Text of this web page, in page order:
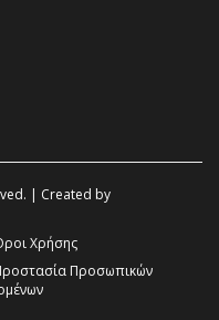
| Created by
Χρήσης
Προσωπικών